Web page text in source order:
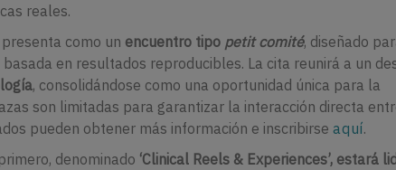
reales.
como un encuentro tipo petit comité, diseñado
en resultados reproducibles. La cita reunirá a un
, consolidándose como una oportunidad única para la
son limitadas para garantizar la interacción directa
pueden obtener más información e inscribirse aquí.
denominado ‘Clinical Reels & Experiences’, estará